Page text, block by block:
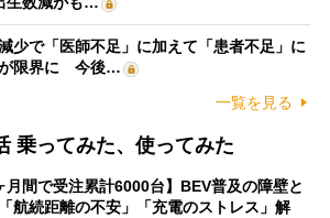
少で「医師不足」に加えて「患者不足」に
が限界に 今後…
一覧を見る
乗ってみた、使ってみた
月間で受注累計6000台】BEV普及の障壁と
航続距離の不安」「充電のストレス」解